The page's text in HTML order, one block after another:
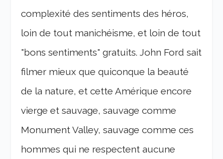
complexité des sentiments des héros,
loin de tout manichéisme, et loin de tout
"bons sentiments" gratuits. John Ford sait
filmer mieux que quiconque la beauté
de la nature, et cette Amérique encore
vierge et sauvage, sauvage comme
Monument Valley, sauvage comme ces
hommes qui ne respectent aucune